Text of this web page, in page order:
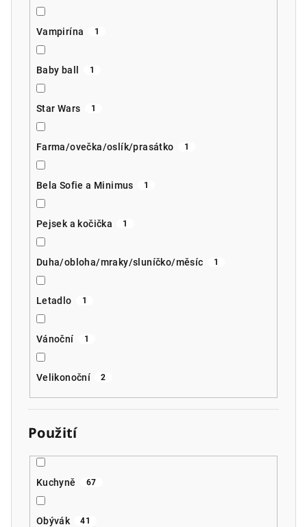
Vampirína 1
Baby ball 1
Star Wars 1
Farma/ovečka/oslík/prasátko 1
Bela Sofie a Minimus 1
Pejsek a kočička 1
Duha/obloha/mraky/sluníčko/měsíc 1
Letadlo 1
Vánoční 1
Velikonoční 2
Použití
Kuchyně 67
Obývák 41